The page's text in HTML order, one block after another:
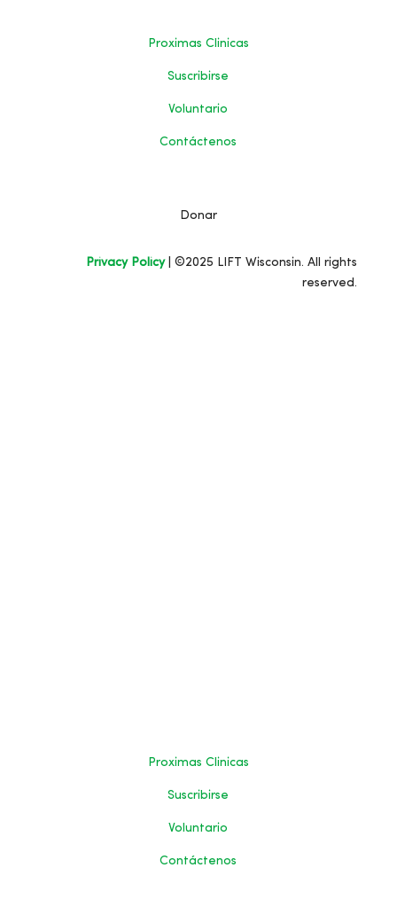
Proximas Clinicas
Suscribirse
Voluntario
Contáctenos
Donar
Privacy Policy| ©2025 LIFT Wisconsin. All rights
reserved.
Proximas Clinicas
Suscribirse
Voluntario
Contáctenos